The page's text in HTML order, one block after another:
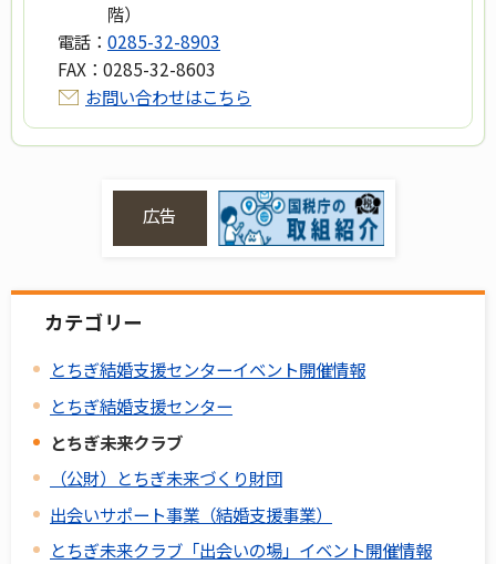
階）
電話： 0285-32-8903
FAX： 0285-32-8603
お問い合わせはこちら
広告
カテゴリー
とちぎ結婚支援センターイベント開催情報
とちぎ結婚支援センター
とちぎ未来クラブ
（公財）とちぎ未来づくり財団
出会いサポート事業（結婚支援事業）
とちぎ未来クラブ「出会いの場」イベント開催情報